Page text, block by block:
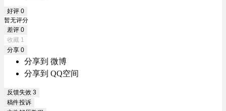
好评 0
暂无评分
差评 0
收藏 1
分享 0
分享到 微博
分享到 QQ空间
反馈失效 3
稿件投诉